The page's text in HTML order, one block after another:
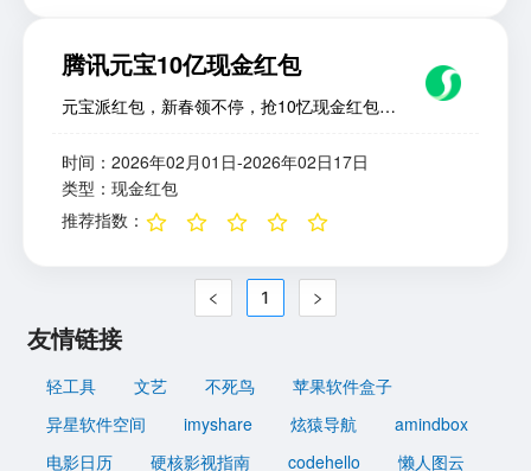
60 积分。2. 完成每日/每周任务Microsoft
Rewards 会定期发布“每日活动”和“限时挑
战”，例如：阅读 MSN 新闻文章；观看指定视
成每日任务可获得拼图碎片，集齐后兑换额外
奖励。这些任务通常提供 10~30 积分/项，是
快速提升等级的有效途径。3. 购物返积分在
Microsoft Store 或 Xbox 商店消费也可获得积
Level 2：每消费 1 美元 = 10 积分；若拥有
Xbox Game Pass Ultimate 订阅，部分消费可
享 20 倍积分。4. 推荐好友（邀请奖励）通过
礼包，最高可得 1300 积分（完成所有任务后
翻倍）。5. 公益与特殊活动微软不定期推
腾讯元宝10亿现金红包
元宝派红包，新春领不停，抢10忆现金红包！
app”；2.进入领红包页面；3.获得抽奖次数之
后，点击抽奖，抽中现金红包，可在指定时间
提现；4.做任务可得抽奖次数；5.分享红包，
每个红包被领完，再得现金。;
时间 ： 2026年02月01日-2026年02日17日
类型 ： 现金红包
推荐指数 ：
1
友情链接
轻工具 文艺 不死鸟
苹果软件盒子
异星软件空间
imyshare 炫猿导航
amindbox
电影日历
硬核影视指南 codehello 懒人图云